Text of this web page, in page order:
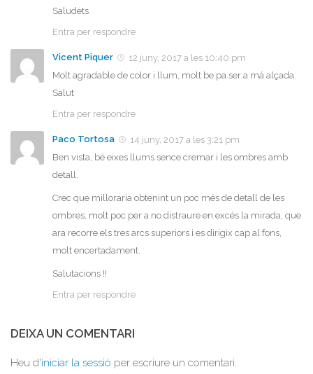
Saludets
Entra per respondre
Vicent Piquer
12 juny, 2017 a les 10:40 pm
Molt agradable de color i llum, molt be pa ser a má alçada.
Salut
Entra per respondre
Paco Tortosa
14 juny, 2017 a les 3:21 pm
Ben vista, bé eixes llums sence cremar i les ombres amb
detall.
Crec que milloraria obtenint un poc més de detall de les
ombres, molt poc per a no distraure en excés la mirada, que
ara recorre els tres arcs superiors i es dirigix cap al fons,
molt encertadament.
Salutacions !!
Entra per respondre
DEIXA UN COMENTARI
Heu d'iniciar la sessió per escriure un comentari.